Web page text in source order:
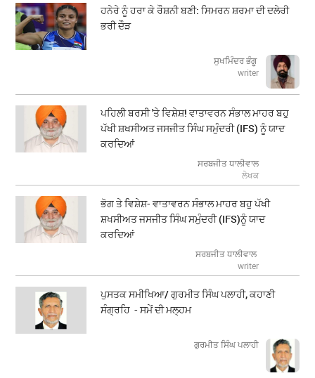
ਹਨੇਰੇ ਨੂੰ ਹਰਾ ਕੇ ਰੌਸ਼ਨੀ ਬਣੀ: ਸਿਮਰਨ ਸ਼ਰਮਾ ਦੀ ਦਲੇਰੀ
ਭਰੀ ਦੌੜ
ਸੁਖਮਿੰਦਰ ਭੰਗੂ
writer
ਪਹਿਲੀ ਬਰਸੀ 'ਤੇ ਵਿਸ਼ੇਸ਼! ਵਾਤਾਵਰਨ ਸੰਭਾਲ ਮਾਹਰ ਬਹੁ
ਪੱਖੀ ਸ਼ਖਸੀਅਤ ਜਸਜੀਤ ਸਿੰਘ ਸਮੁੰਦਰੀ (IFS) ਨੂੰ ਯਾਦ
ਕਰਦਿਆਂ
ਸਰਬਜੀਤ ਧਾਲੀਵਾਲ
ਲੇਖਕ
ਭੋਗ ਤੇ ਵਿਸ਼ੇਸ਼- ਵਾਤਾਵਰਨ ਸੰਭਾਲ ਮਾਹਰ ਬਹੁ ਪੱਖੀ
ਸ਼ਖਸੀਅਤ ਜਸਜੀਤ ਸਿੰਘ ਸਮੁੰਦਰੀ (IFS)ਨੂੰ ਯਾਦ
ਕਰਦਿਆਂ
ਸਰਬਜੀਤ ਧਾਲੀਵਾਲ
writer
ਪੁਸਤਕ ਸਮੀਖਿਆ/ ਗੁਰਮੀਤ ਸਿੰਘ ਪਲਾਹੀ, ਕਹਾਣੀ
ਸੰਗ੍ਰਹਿ - ਸਮੇਂ ਦੀ ਮਲ੍ਹਮ
ਗੁਰਮੀਤ ਸਿੰਘ ਪਲਾਹੀ